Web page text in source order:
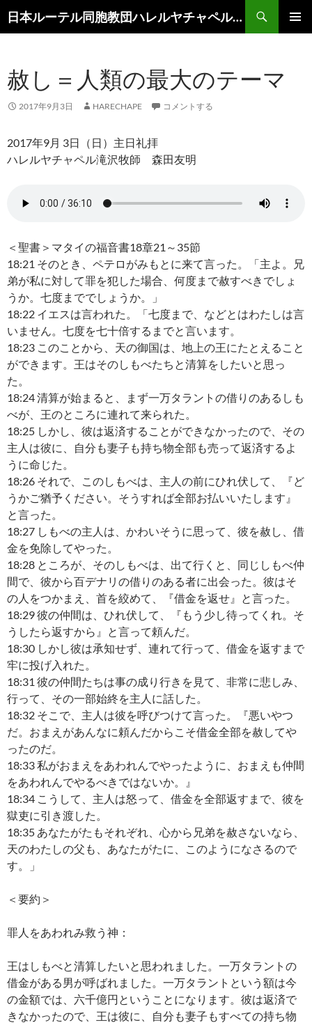
ン
ツ
へ
ス
ッ
プ
日本ルーテル同胞教団ハレルヤチャペル滝沢
索
赦し＝人類の最大のテーマ
2017年9月3日 HARECHAPE コメントする
2017年9月 3日（日）主日礼拝
ハレルヤチャペル滝沢牧師 森田友明
＜聖書＞マタイの福音書18章21～35節
18:21 そのとき、ペテロがみもとに来て言った。「主よ。兄
弟が私に対して罪を犯した場合、何度まで赦すべきでしょ
うか。七度まででしょうか。」
18:22 イエスは言われた。「七度まで、などとはわたしは言
いません。七度を七十倍するまでと言います。
18:23 このことから、天の御国は、地上の王にたとえること
ができます。王はそのしもべたちと清算をしたいと思っ
た。
18:24 清算が始まると、まず一万タラントの借りのあるしも
べが、王のところに連れて来られた。
18:25 しかし、彼は返済することができなかったので、その
主人は彼に、自分も妻子も持ち物全部も売って返済するよ
うに命じた。
18:26 それで、このしもべは、主人の前にひれ伏して、『ど
うかご猶予ください。そうすれば全部お払いいたします』
と言った。
18:27 しもべの主人は、かわいそうに思って、彼を赦し、借
金を免除してやった。
18:28 ところが、そのしもべは、出て行くと、同じしもべ仲
間で、彼から百デナリの借りのある者に出会った。彼はそ
の人をつかまえ、首を絞めて、『借金を返せ』と言った。
18:29 彼の仲間は、ひれ伏して、『もう少し待ってくれ。そ
うしたら返すから』と言って頼んだ。
18:30 しかし彼は承知せず、連れて行って、借金を返すまで
牢に投げ入れた。
18:31 彼の仲間たちは事の成り行きを見て、非常に悲しみ、
行って、その一部始終を主人に話した。
18:32 そこで、主人は彼を呼びつけて言った。『悪いやつ
だ。おまえがあんなに頼んだからこそ借金全部を赦してや
ったのだ。
18:33 私がおまえをあわれんでやったように、おまえも仲間
をあわれんでやるべきではないか。』
18:34 こうして、主人は怒って、借金を全部返すまで、彼を
獄吏に引き渡した。
18:35 あなたがたもそれぞれ、心から兄弟を赦さないなら、
天のわたしの父も、あなたがたに、このようになさるので
す。」
＜要約＞
罪人をあわれみ救う神：
王はしもべと清算したいと思われました。一万タラントの
借金がある男が呼ばれました。一万タラントという額は今
の金額では、六千億円ということになります。彼は返済で
きなかったので、王は彼に、自分も妻子もすべての持ち物